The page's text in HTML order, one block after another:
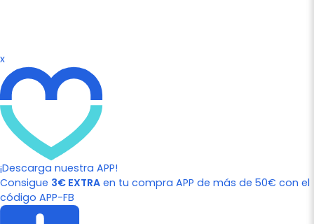
x
¡Descarga nuestra APP!
Consigue 3€ EXTRA en tu compra APP de más de 50€ con el
código APP-FB